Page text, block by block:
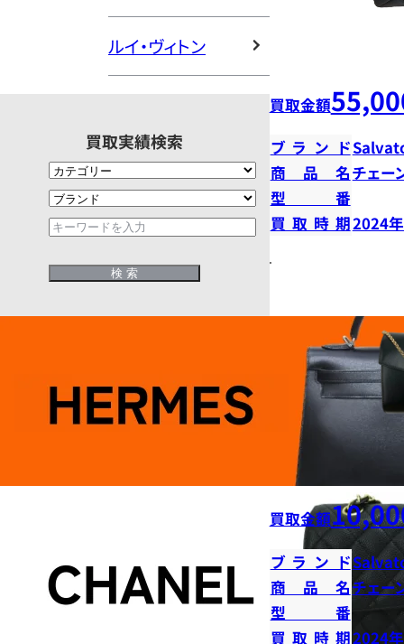
ルイ・ヴィトン
買取実績検索
買取金額
ブランド
商品名チェー
型番
買取時期2024
買取金額
ブランド
商品名チェー
型番
買取時期2024